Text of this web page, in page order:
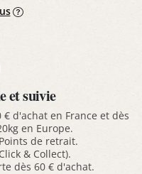
et suivie
d'achat en France et dès
en Europe.
de retrait.
& Collect).
dès 60 € d'achat.